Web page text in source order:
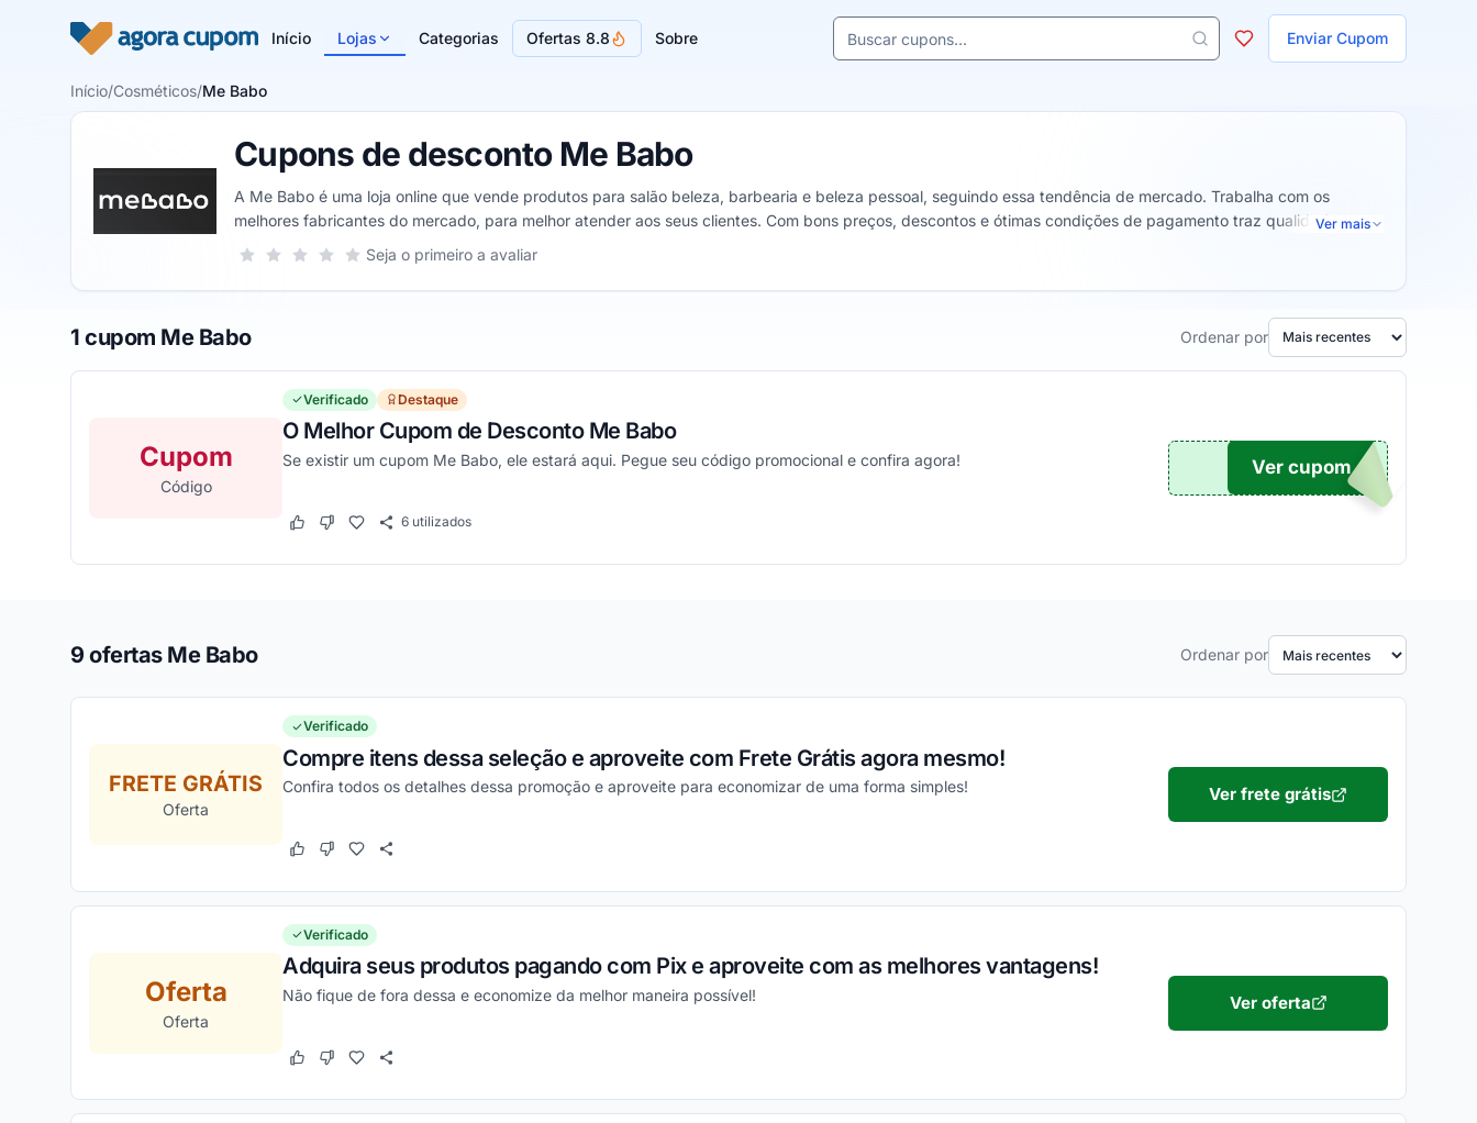
Início Lojas Categorias Ofertas 8.8 Sobre Enviar Cupom
Buscar cupons e lojas
Início/Cosméticos/Me Babo
Cupons de desconto Me Babo
A Me Babo é uma loja online que vende produtos para salão beleza, barbearia e beleza pessoal, seguindo essa tendência de mercado. Trabalha com os
melhores fabricantes do mercado, para melhor atender aos seus clientes. Com bons preços, descontos e ótimas condições de pagamento traz qualidade e
praticidade para seus clientes.
Ver mais
Sua nota para Me Babo, de 1 a 5 estrelas
5 estrelas
4 estrelas
3 estrelas
2 estrelas
1 estrela Seja o primeiro a avaliar
1 cupom Me Babo Ordenar por
Cupom
Código
Verificado Destaque
O Melhor Cupom de Desconto Me Babo
Se existir um cupom Me Babo, ele estará aqui. Pegue seu código promocional e confira agora!
Este cupom funcionou
Este cupom não funcionou
6 utilizados
TICO
Ver cupom
9 ofertas Me Babo Ordenar por
FRETE GRÁTIS
Oferta
Verificado
Compre itens dessa seleção e aproveite com Frete Grátis agora mesmo!
Confira todos os detalhes dessa promoção e aproveite para economizar de uma forma simples!
Este cupom funcionou
Este cupom não funcionou
Ver frete grátis
Oferta
Oferta
Verificado
Adquira seus produtos pagando com Pix e aproveite com as melhores vantagens!
Não fique de fora dessa e economize da melhor maneira possível!
Este cupom funcionou
Este cupom não funcionou
Ver oferta